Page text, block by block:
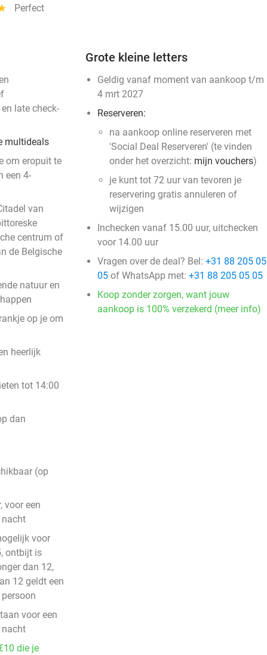
Perfect
late check-
multideals
om eropuit te
een 4-
van
centrum of
de Belgische
natuur en
op je om
heerlijk
tot 14:00
dan
(op
voor een
nacht
voor
ontbijt is
dan 12,
12 geldt een
voor een
nacht
die je
Grote kleine letters
Geldig vanaf moment van aankoop t/m
4 mrt 2027
Reserveren:
na aankoop online reserveren met
'Social Deal Reserveren' (te vinden
onder het overzicht: mijn vouchers)
je kunt tot 72 uur van tevoren je
reservering gratis annuleren of
wijzigen
Inchecken vanaf 15.00 uur, uitchecken
voor 14.00 uur
Vragen over de deal? Bel: +31 88 205 05
05 of WhatsApp met: +31 88 205 05 05
Koop zonder zorgen, want jouw
aankoop is 100% verzekerd (meer info)